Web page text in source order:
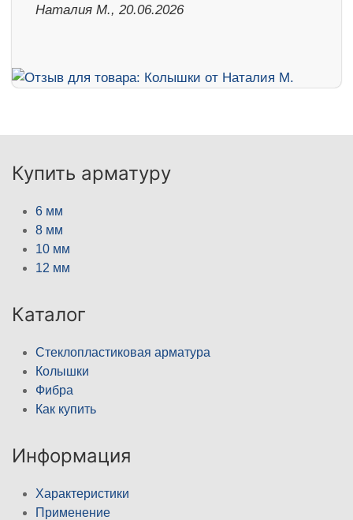
Наталия М., 20.06.2026
Купить арматуру
6 мм
8 мм
10 мм
12 мм
Каталог
Стеклопластиковая арматура
Колышки
Фибра
Как купить
Информация
Характеристики
Применение